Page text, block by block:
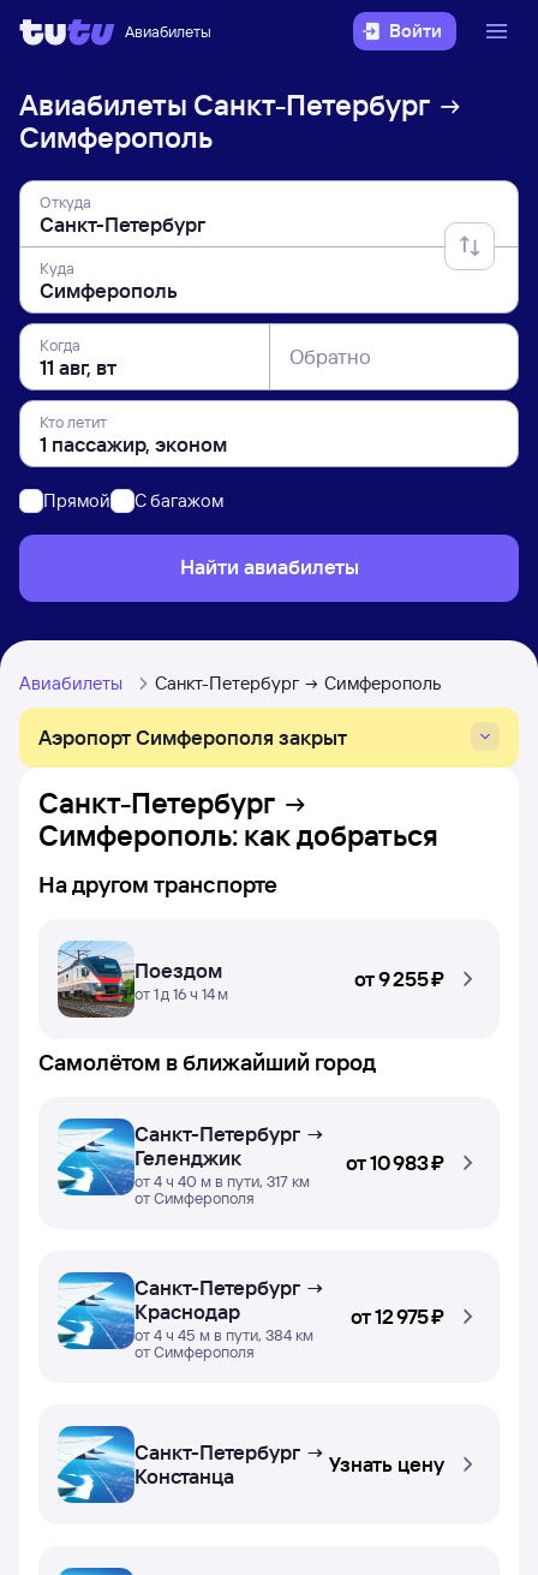
Авиабилеты Войти
Авиабилеты Санкт-Петербург
Симферополь
Откуда
Куда
Когда Обратно
Кто летит
Прямой C багажом
Найти авиабилеты
Авиабилеты Санкт-Петербург Симферополь
Аэропорт Симферополя закрыт
Санкт-Петербург
Симферополь: как добраться
На другом транспорте
Поездом
от 1 д 16 ч 14 м
от9 ⁠255 ⁠₽
Самолётом в ближайший город
Санкт-Петербург →
Геленджик
от 4 ч 40 м в пути, 317 км
от Симферополя
от10 ⁠983 ⁠₽
Санкт-Петербург →
Краснодар
от 4 ч 45 м в пути, 384 км
от Симферополя
от12 ⁠975 ⁠₽
Санкт-Петербург →
Констанца
Узнать цену